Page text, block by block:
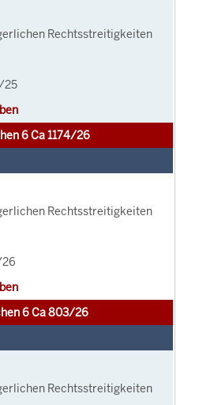
Rechtsstreitigkeiten
25
6 Ca 1174/26
Rechtsstreitigkeiten
26
6 Ca 803/26
Rechtsstreitigkeiten